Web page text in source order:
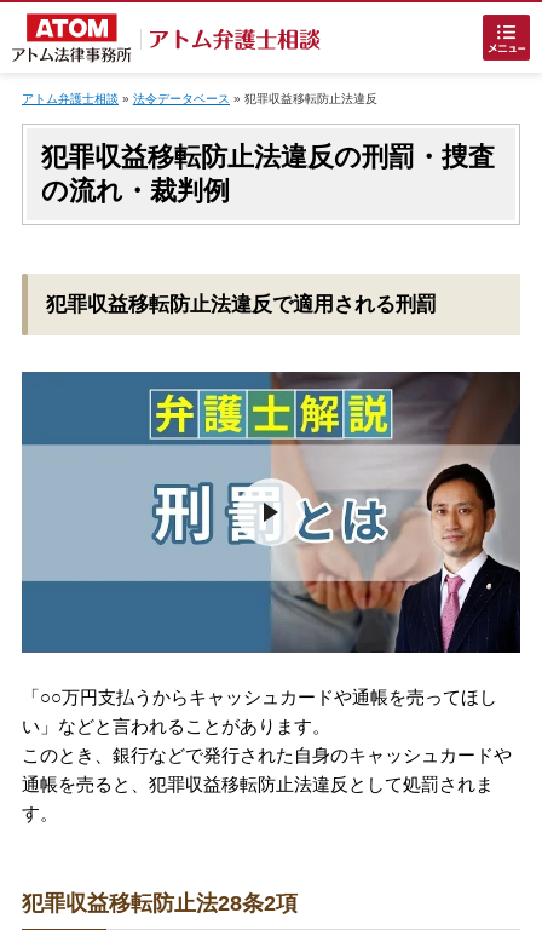
ホームに戻る
刑事事件の無料相談
接見・面会を弁護士に依頼
刑事事件を示談で解決したい
アトムについて
弁護士紹介
アクセス
アトム弁護士相談 » 法令データベース » 犯罪収益移転防止法違反
犯罪収益移転防止法違反の刑罰・捜査
の流れ・裁判例
犯罪収益移転防止法違反で適用される刑罰
「○○万円支払うからキャッシュカードや通帳を売ってほし
い」などと言われることがあります。
このとき、銀行などで発行された自身のキャッシュカードや
通帳を売ると、犯罪収益移転防止法違反として処罰されま
す。
犯罪収益移転防止法28条2項